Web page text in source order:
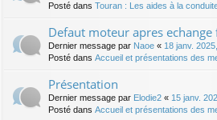
Posté dans Touran : Les aides à la
Defaut moteur apres echange
Dernier message par Naoe « 18 janv.
Posté dans Accueil et présentations des
Présentation
Dernier message par Elodie2 « 15 janv.
Posté dans Accueil et présentations des